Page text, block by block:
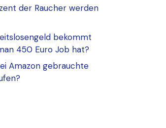
der Raucher werden
bekommt
450 Euro Job hat?
Amazon gebrauchte